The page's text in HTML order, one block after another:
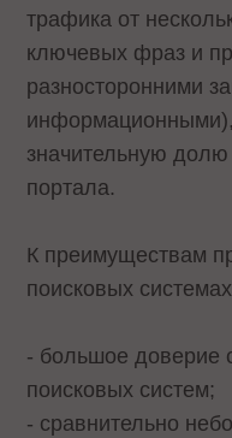
трафика от
ключевых фраз и
разносторонними
значительную
портала.
К преимуществам
поисковых
- большое доверие
поисковых систем;
- сравнительно